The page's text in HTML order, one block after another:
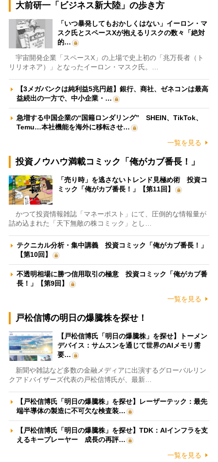
大前研一「ビジネス新大陸」の歩き方
「いつ暴発してもおかしくはない」イーロン・マ
スク氏とスペースXが抱えるリスクの数々「絶対
的…
宇宙開発企業「スペースX」の上場で史上初の「兆万長者（ト
リリオネア）」となったイーロン・マスク氏。…
【3メガバンクは純利益5兆円超】銀行、商社、ゼネコンは最高
益続出の一方で、中小企業・…
急増する中国企業の“国籍ロンダリング” SHEIN、TikTok、
Temu…本社機能を海外に移転させ…
一覧を見る
投資ノウハウ満載コミック「俺がカブ番長！」
「売り時」を逃さないトレンド見極め術 投資コ
ミック「俺がカブ番長！」【第11回】
かつて投資情報雑誌「マネーポスト」にて、圧倒的な情報量が
詰め込まれた「天下無敵の株コミック」とし…
テクニカル分析・集中講義 投資コミック「俺がカブ番長！」
【第10回】
不透明相場に勝つ信用取引の極意 投資コミック「俺がカブ番
長！」【第9回】
一覧を見る
戸松信博の明日の爆騰株を探せ！
【戸松信博氏「明日の爆騰株」を探せ】トーメン
デバイス：サムスンを通じて世界のAIメモリ需
要…
新聞や雑誌など多数の金融メディアに出演するグローバルリン
クアドバイザーズ代表の戸松信博氏が、最新…
【戸松信博氏「明日の爆騰株」を探せ】レーザーテック：最先
端半導体の製造に不可欠な検査装…
【戸松信博氏「明日の爆騰株」を探せ】TDK：AIインフラを支
えるキープレーヤー 成長の再評…
一覧を見る